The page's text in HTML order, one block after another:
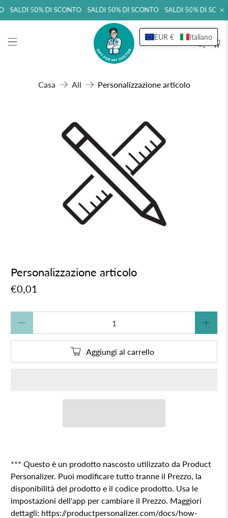
SALDI 50% DI SCONTO SALDI 50% DI SCONTO SALDI 50% DI
Casa All Personalizzazione articolo
Personalizzazione articolo
€0,01
Aggiungi al carrello
*** Questo è un prodotto nascosto utilizzato da Product
Personalizer. Puoi modificare tutto tranne il Prezzo, la
disponibilità del prodotto e il codice prodotto. Usa le
impostazioni dell'app per cambiare il Prezzo. Maggiori
dettagli: https://productpersonalizer.com/docs/how-
EUR € Italiano